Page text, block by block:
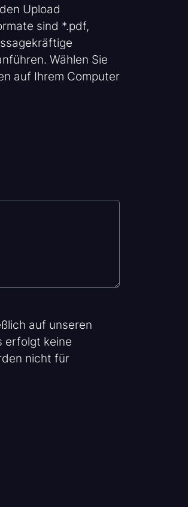
Upload
sind *.pdf,
Wählen Sie
auf Ihrem Computer
auf unseren
erfolgt keine
nicht für